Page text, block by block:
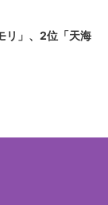
リ」、2位「天海